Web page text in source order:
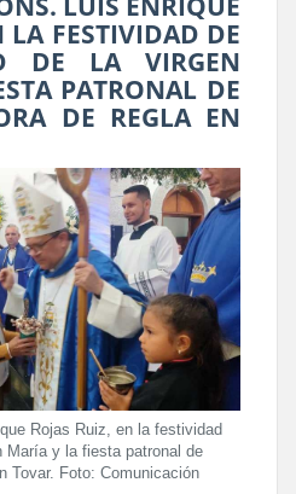
LA FESTIVIDAD DE
DE LA VIRGEN
PATRONAL DE
DE REGLA EN
Rojas Ruiz, en la festividad
María y la fiesta patronal de
Tovar. Foto: Comunicación